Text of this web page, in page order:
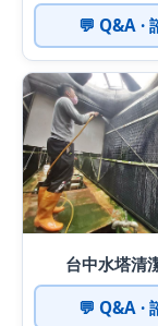
💬 Q&A ·
台中水塔清
💬 Q&A ·